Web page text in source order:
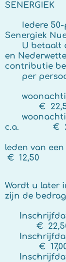
SENERGIEK
Iedere 50-
Senergiek
U betaalt
en
contributie
per
€
woonachtig
c.a. €
leden van
€ 12,50
Wordt u later
zijn de
€ 22,50
€ 17,00